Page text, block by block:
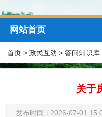
网站首页
首页 > 政民互动 > 答问知识库
关于
发布时间：2026-07-01